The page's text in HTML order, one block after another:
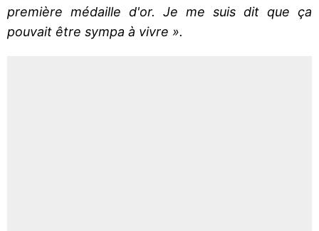
première médaille d'or. Je me suis dit que ça
pouvait être sympa à vivre ».